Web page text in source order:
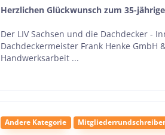
Herzlichen Glückwunsch zum 35-
Der LIV Sachsen und die Dachdecker -
Dachdeckermeister Frank Henke GmbH
Handwerksarbeit ...
Andere Kategorie